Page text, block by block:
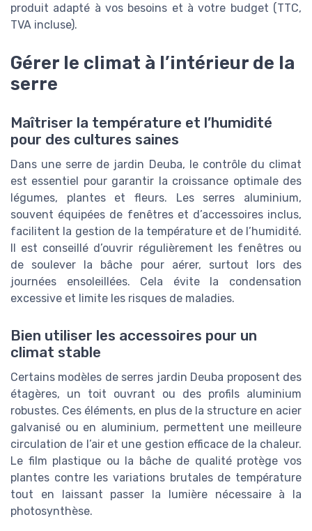
produit adapté à vos besoins et à votre budget (TTC,
TVA incluse).
Gérer le climat à l’intérieur de la
serre
Maîtriser la température et l’humidité
pour des cultures saines
Dans une serre de jardin Deuba, le contrôle du climat
est essentiel pour garantir la croissance optimale des
légumes, plantes et fleurs. Les serres aluminium,
souvent équipées de fenêtres et d’accessoires inclus,
facilitent la gestion de la température et de l’humidité.
Il est conseillé d’ouvrir régulièrement les fenêtres ou
de soulever la bâche pour aérer, surtout lors des
journées ensoleillées. Cela évite la condensation
excessive et limite les risques de maladies.
Bien utiliser les accessoires pour un
climat stable
Certains modèles de serres jardin Deuba proposent des
étagères, un toit ouvrant ou des profils aluminium
robustes. Ces éléments, en plus de la structure en acier
galvanisé ou en aluminium, permettent une meilleure
circulation de l’air et une gestion efficace de la chaleur.
Le film plastique ou la bâche de qualité protège vos
plantes contre les variations brutales de température
tout en laissant passer la lumière nécessaire à la
photosynthèse.